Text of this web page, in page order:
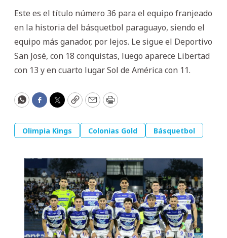
Este es el título número 36 para el equipo franjeado
en la historia del básquetbol paraguayo, siendo el
equipo más ganador, por lejos. Le sigue el Deportivo
San José, con 18 conquistas, luego aparece Libertad
con 13 y en cuarto lugar Sol de América con 11.
WhatsApp
Facebook
Twitter
CopyEmailPrint
Olimpia Kings Colonias Gold Básquetbol